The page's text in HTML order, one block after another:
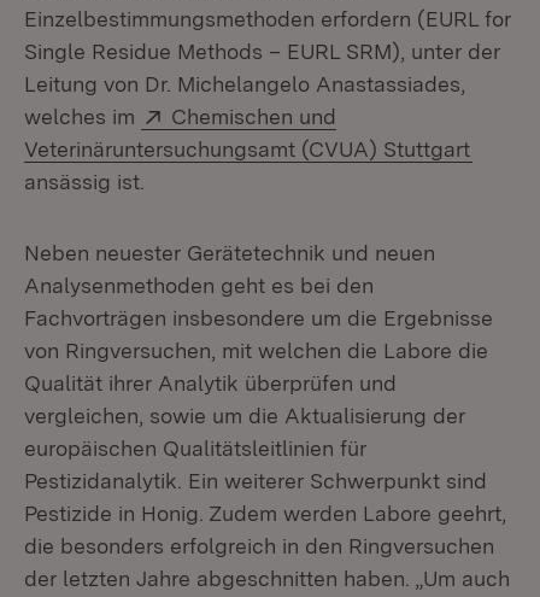
Einzelbestimmungsmethoden erfordern (EURL for
Single Residue Methods – EURL SRM), unter der
Leitung von Dr. Michelangelo Anastassiades,
welches im
Extern:
Chemischen und
Veterinäruntersuchungsamt (CVUA) Stuttgart
ansässig ist.
Neben neuester Gerätetechnik und neuen
Analysenmethoden geht es bei den
Fachvorträgen insbesondere um die Ergebnisse
von Ringversuchen, mit welchen die Labore die
Qualität ihrer Analytik überprüfen und
vergleichen, sowie um die Aktualisierung der
europäischen Qualitätsleitlinien für
Pestizidanalytik. Ein weiterer Schwerpunkt sind
Pestizide in Honig. Zudem werden Labore geehrt,
die besonders erfolgreich in den Ringversuchen
der letzten Jahre abgeschnitten haben. „Um auch